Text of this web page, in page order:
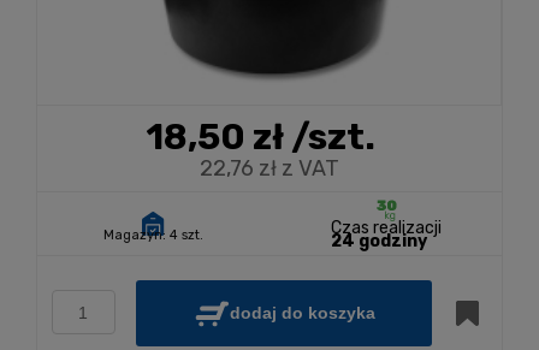
18,50 zł/szt.
22,76 zł z VAT
Magazyn: 4 szt. Czas realizacji
24 godziny
dodaj do koszyka